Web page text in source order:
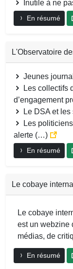
Inutile à ne
En résumé
L'Observatoire
Jeunes
Les collectifs
d’engagement
Le DSA et
Les
alerte (…)
En résumé
Le cobaye
Le cobaye
est un webzine
médias, de
En résumé